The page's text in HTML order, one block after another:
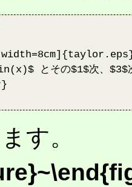
とその$1$次、$3$
す。